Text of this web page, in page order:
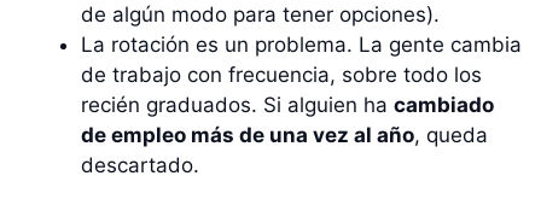
de algún modo para tener opciones).
La rotación es un problema. La gente cambia
de trabajo con frecuencia, sobre todo los
recién graduados. Si alguien ha cambiado
de empleo más de una vez al año, queda
descartado.